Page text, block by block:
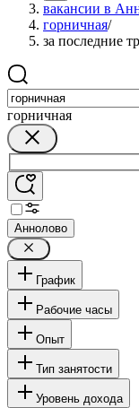
вакансии в
горничная/
за последние
горничная
Аннолово
График
Рабочие часы
Опыт
Тип занятости
Уровень дохода